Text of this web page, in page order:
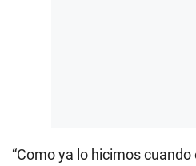
“Como ya lo hicimos